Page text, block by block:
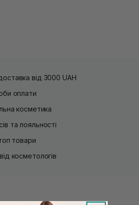
від 3000 UAH
оплати
косметика
та лояльності
товари
косметологів